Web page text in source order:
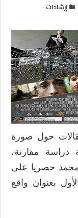
إرشادات
حول صورة
دراسة مقارنة،
محمد حصريا على
بعنوان واقع